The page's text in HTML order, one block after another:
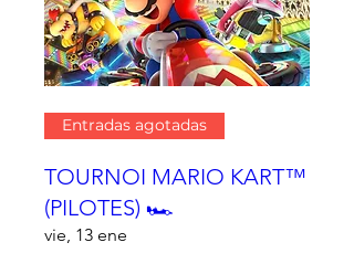
Entradas agotadas
TOURNOI MARIO KART™
(PILOTES) 🏎
vie, 13 ene